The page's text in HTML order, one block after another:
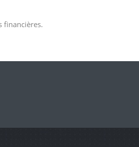
financières.